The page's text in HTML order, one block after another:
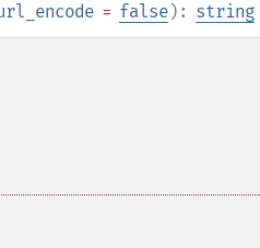
= false): string